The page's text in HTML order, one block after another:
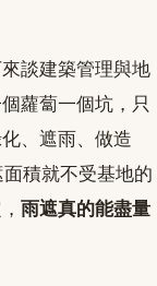
談建築管理與地
蘿蔔一個坑，只
、遮雨、做造
積就不受基地的
雨遮真的能盡量